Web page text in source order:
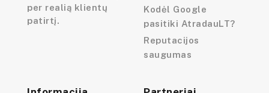
per realią klientų
patirtį.
Kodėl Google
pasitiki AtradauLT?
Reputacijos
saugumas